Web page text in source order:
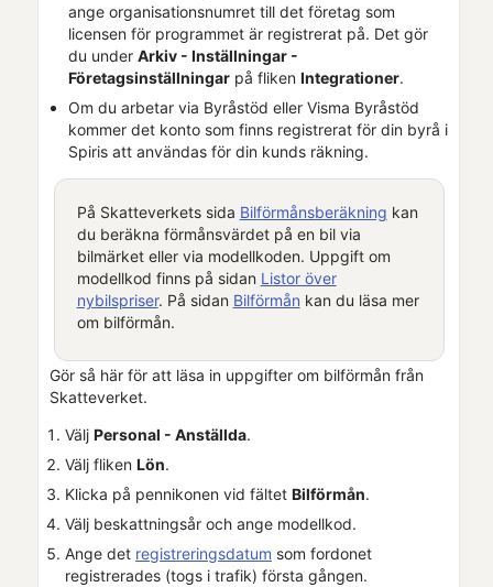
ange organisationsnumret till det företag som
licensen för programmet är registrerat på. Det gör
du under Arkiv - Inställningar -
Företagsinställningar på fliken Integrationer.
Om du arbetar via Byråstöd eller Visma Byråstöd
kommer det konto som finns registrerat för din byrå i
Spiris att användas för din kunds räkning.
På Skatteverkets sida Bilförmånsberäkning kan
du beräkna förmånsvärdet på en bil via
bilmärket eller via modellkoden. Uppgift om
modellkod finns på sidan Listor över
nybilspriser. På sidan Bilförmån kan du läsa mer
om bilförmån.
Gör så här för att läsa in uppgifter om bilförmån från
Skatteverket.
Välj Personal - Anställda.
Välj fliken Lön.
Klicka på pennikonen vid fältet Bilförmån.
Välj beskattningsår och ange modellkod.
Ange det registreringsdatum som fordonet
registrerades (togs i trafik) första gången.